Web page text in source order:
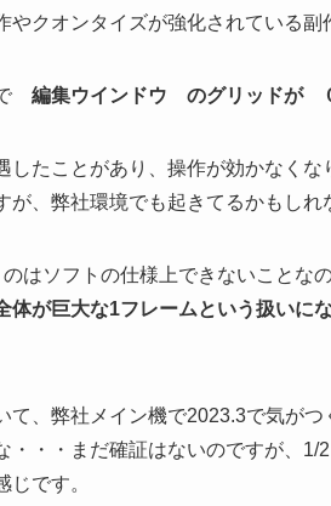
やクオンタイズが強化されている副
編集ウインドウ のグリッドが
したことがあり、操作が効かなく
が、弊社環境でも起きてるかもしれ
はソフトの仕様上できないことな
体が巨大な1フレームという扱いに
て、弊社メイン機で2023.3で気が
・・・まだ確証はないのですが、
じです。